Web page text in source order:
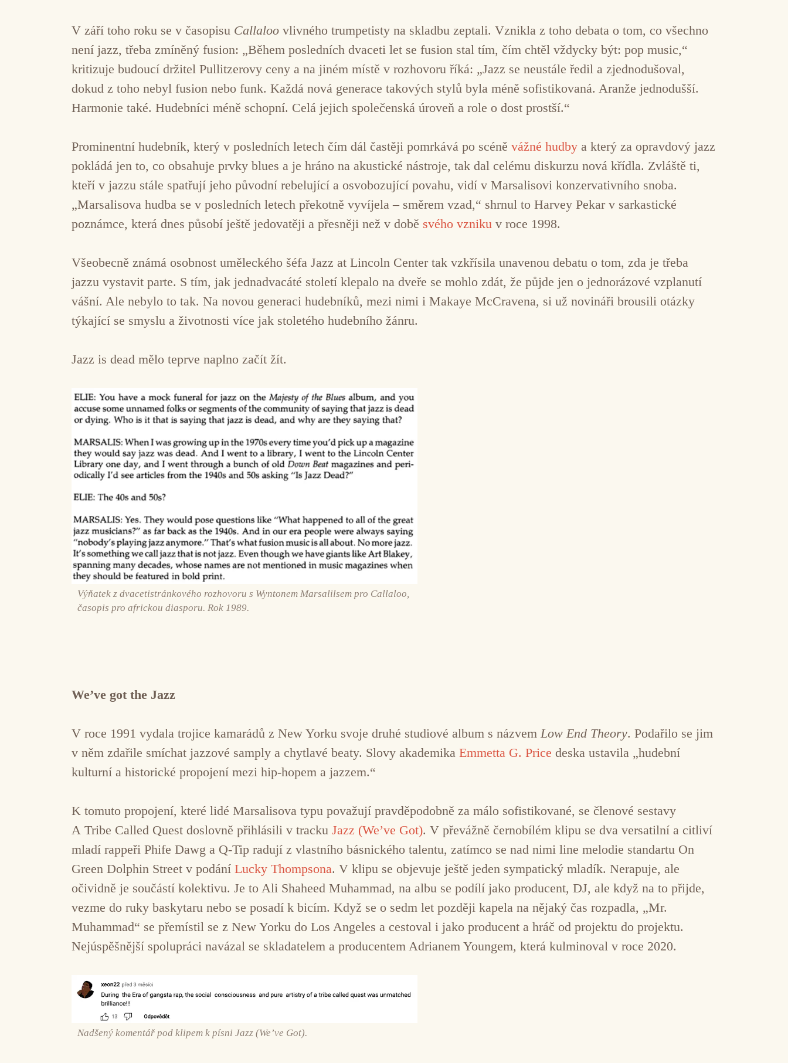
V září toho roku se v časopisu Callaloo vlivného trumpetisty na skladbu zeptali. Vznikla z toho debata o tom, co všechno
není jazz, třeba zmíněný fusion: „Během posledních dvaceti let se fusion stal tím, čím chtěl vždycky být: pop music,“
kritizuje budoucí držitel Pullitzerovy ceny a na jiném místě v rozhovoru říká: „Jazz se neustále ředil a zjednodušoval,
dokud z toho nebyl fusion nebo funk. Každá nová generace takových stylů byla méně sofistikovaná. Aranže jednodušší.
Harmonie také. Hudebníci méně schopní. Celá jejich společenská úroveň a role o dost prostší.“
Prominentní hudebník, který v posledních letech čím dál častěji pomrkává po scéně vážné hudby a který za opravdový jazz
pokládá jen to, co obsahuje prvky blues a je hráno na akustické nástroje, tak dal celému diskurzu nová křídla. Zvláště ti,
kteří v jazzu stále spatřují jeho původní rebelující a osvobozující povahu, vidí v Marsalisovi konzervativního snoba.
„Marsalisova hudba se v posledních letech překotně vyvíjela – směrem vzad,“ shrnul to Harvey Pekar v sarkastické
poznámce, která dnes působí ještě jedovatěji a přesněji než v době svého vzniku v roce 1998.
Všeobecně známá osobnost uměleckého šéfa Jazz at Lincoln Center tak vzkřísila unavenou debatu o tom, zda je třeba
jazzu vystavit parte. S tím, jak jednadvacáté století klepalo na dveře se mohlo zdát, že půjde jen o jednorázové vzplanutí
vášní. Ale nebylo to tak. Na novou generaci hudebníků, mezi nimi i Makaye McCravena, si už novináři brousili otázky
týkající se smyslu a životnosti více jak stoletého hudebního žánru.
Jazz is dead mělo teprve naplno začít žít.
Výňatek z dvacetistránkového rozhovoru s Wyntonem Marsalilsem pro Callaloo,
časopis pro africkou diasporu. Rok 1989.
We’ve got the Jazz
V roce 1991 vydala trojice kamarádů z New Yorku svoje druhé studiové album s názvem Low End Theory. Podařilo se jim
v něm zdařile smíchat jazzové samply a chytlavé beaty. Slovy akademika Emmetta G. Price deska ustavila „hudební
kulturní a historické propojení mezi hip-hopem a jazzem.“
K tomuto propojení, které lidé Marsalisova typu považují pravděpodobně za málo sofistikované, se členové sestavy
A Tribe Called Quest doslovně přihlásili v tracku Jazz (We’ve Got). V převážně černobílém klipu se dva versatilní a citliví
mladí rappeři Phife Dawg a Q-Tip radují z vlastního básnického talentu, zatímco se nad nimi line melodie standartu On
Green Dolphin Street v podání Lucky Thompsona. V klipu se objevuje ještě jeden sympatický mladík. Nerapuje, ale
očividně je součástí kolektivu. Je to Ali Shaheed Muhammad, na albu se podílí jako producent, DJ, ale když na to přijde,
vezme do ruky baskytaru nebo se posadí k bicím. Když se o sedm let později kapela na nějaký čas rozpadla, „Mr.
Muhammad“ se přemístil se z New Yorku do Los Angeles a cestoval i jako producent a hráč od projektu do projektu.
Nejúspěšnější spolupráci navázal se skladatelem a producentem Adrianem Youngem, která kulminoval v roce 2020.
Nadšený komentář pod klipem k písni Jazz (We’ve Got).